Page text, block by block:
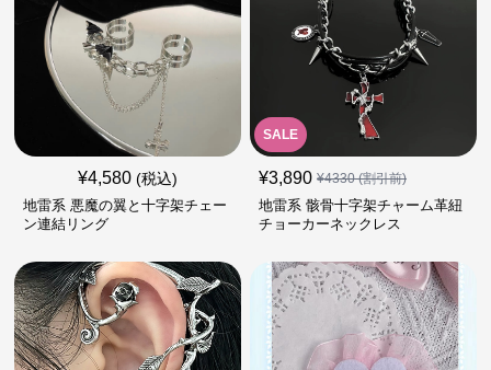
¥4,580 (税込)
地雷系 悪魔の翼と十字架チェー
ン連結リング
SALE
¥3,890 ¥4330(割引前)
地雷系 骸骨十字架チャーム革紐
チョーカーネックレス